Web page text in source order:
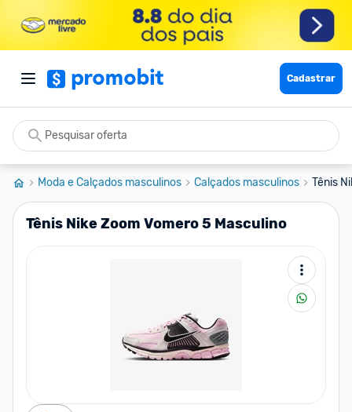
Cadastrar
Moda e Calçados masculinos Calçados masculinos Tênis
Tênis Nike Zoom Vomero 5 Masculino